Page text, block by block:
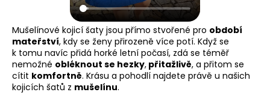
Mušelínové kojicí šaty jsou přímo stvořené pro období
mateřství, kdy se ženy přirozeně více potí. Když se
k tomu navíc přidá horké letní počasí, zdá se téměř
nemožné obléknout se hezky, přitažlivě, a přitom se
cítit komfortně. Krásu a pohodlí najdete právě u našich
kojicích šatů z mušelínu.